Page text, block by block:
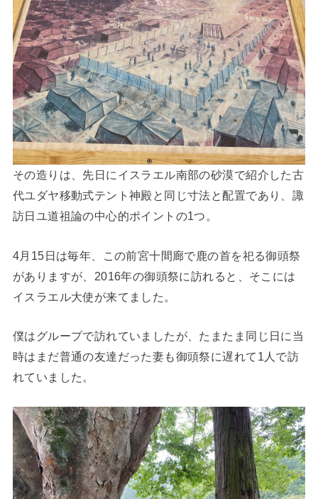
その造りは、先日にイスラエル南部の砂漠で紹介した古
代ユダヤ移動式テント神殿と同じ寸法と配置であり、諏
訪日ユ道祖論の中心的ポイントの1つ。
4月15日は毎年、この前宮十間廊で鹿の首を祀る御頭祭
がありますが、2016年の御頭祭に訪れると、そこには
イスラエル大使が来てました。
僕はグループで訪れていましたが、たまたま同じ日に当
時はまだ普通の友達だった妻も御頭祭に遅れて1人で訪
れていました。